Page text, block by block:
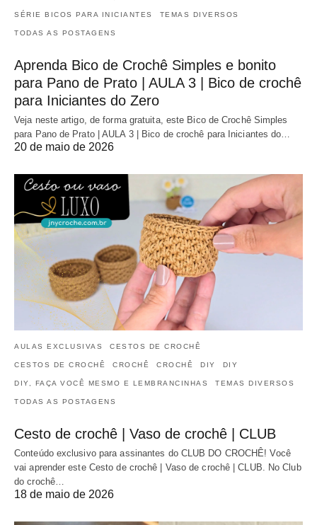
SÉRIE BICOS PARA INICIANTES TEMAS DIVERSOS
TODAS AS POSTAGENS
Aprenda Bico de Crochê Simples e bonito
para Pano de Prato | AULA 3 | Bico de crochê
para Iniciantes do Zero
Veja neste artigo, de forma gratuita, este Bico de Crochê Simples
para Pano de Prato | AULA 3 | Bico de crochê para Iniciantes do…
20 de maio de 2026
AULAS EXCLUSIVAS CESTOS DE CROCHÊ
CESTOS DE CROCHÊ CROCHÊ CROCHÊ DIY DIY
DIY, FAÇA VOCÊ MESMO E LEMBRANCINHAS TEMAS DIVERSOS
TODAS AS POSTAGENS
Cesto de crochê | Vaso de crochê | CLUB
Conteúdo exclusivo para assinantes do CLUB DO CROCHÊ! Você
vai aprender este Cesto de crochê | Vaso de crochê | CLUB. No Club
do crochê…
18 de maio de 2026